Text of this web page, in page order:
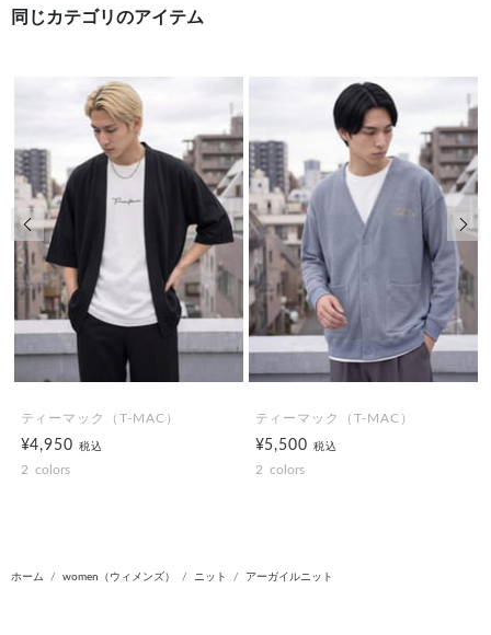
同じカテゴリのアイテム
ティーマック（T-MAC）
¥4,950税込
2 colors
ティーマック（T-MAC）
¥5,500税込
2 colors
前の画像 次
ホーム women（ウィメンズ） ニット アーガイルニット